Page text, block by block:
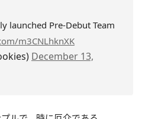
launched Pre-Debut Team
m3CNLhknXK
December 13,